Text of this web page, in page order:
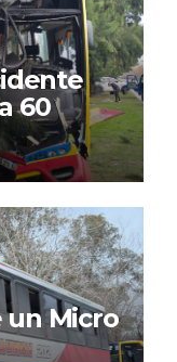
60
un Micro